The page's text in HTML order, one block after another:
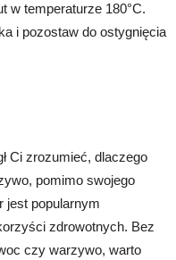
w temperaturze 180°C.
i pozostaw do ostygnięcia
Ci zrozumieć, dlaczego
pomimo swojego
jest popularnym
zdrowotnych. Bez
czy warzywo, warto